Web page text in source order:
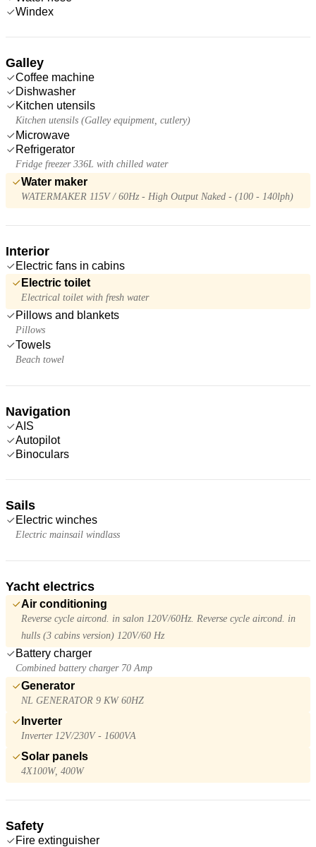
Windex
Galley
Coffee machine
Dishwasher
Kitchen utensils
Kitchen utensils (Galley equipment, cutlery)
Microwave
Refrigerator
Fridge freezer 336L with chilled water
Water maker
WATERMAKER 115V / 60Hz - High Output Naked - (100 - 140lph)
Interior
Electric fans in cabins
Electric toilet
Electrical toilet with fresh water
Pillows and blankets
Pillows
Towels
Beach towel
Navigation
AIS
Autopilot
Binoculars
Sails
Electric winches
Electric mainsail windlass
Yacht electrics
Air conditioning
Reverse cycle aircond. in salon 120V/60Hz. Reverse cycle aircond. in
hulls (3 cabins version) 120V/60 Hz
Battery charger
Combined battery charger 70 Amp
Generator
NL GENERATOR 9 KW 60HZ
Inverter
Inverter 12V/230V - 1600VA
Solar panels
4X100W, 400W
Safety
Fire extinguisher